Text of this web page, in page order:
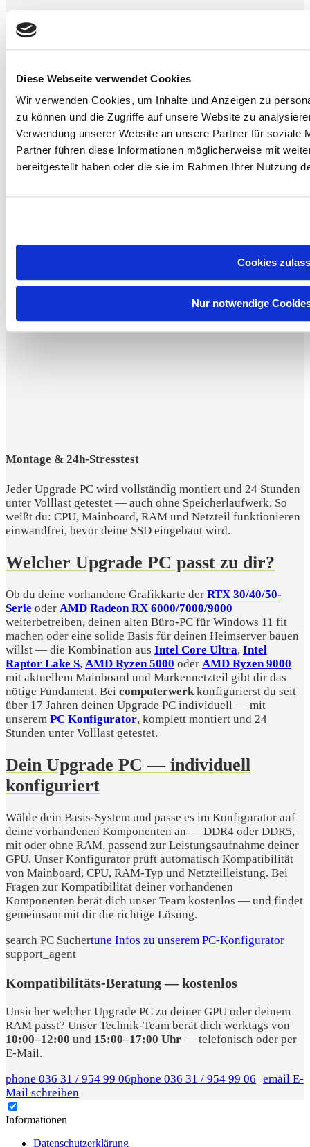
Diese Webseite verwendet Cookies
Wir verwenden Cookies, um Inhalte und Anzeigen zu
zu können und die Zugriffe auf unsere Website zu
Verwendung unserer Website an unsere Partner für soziale
Partner führen diese Informationen möglicherweise mit
bereitgestellt haben oder die sie im Rahmen Ihrer Nutzung
Cookies
Nur notwendige
Stabile Stromversorgung von be quiet!, Corsair und Seasonic
— ausreichend dimensioniert für deine vorhandene
Grafikkarte und zukünftige Erweiterungen. Unser
die gewählte Konfiguration.
Jeder Upgrade PC wird mit einem passenden CPU-Kühler
von be quiet! oder Scythe ausgeliefert — optimal auf den
verbauten Prozessor abgestimmt, leise im Betrieb und mit
ausreichend Reserven für übertaktbare Varianten.
Montage & 24h-Stresstest
Jeder Upgrade PC wird vollständig montiert und 24 Stunden
unter Volllast getestet — auch ohne Speicherlaufwerk. So
weißt du: CPU, Mainboard, RAM und Netzteil funktionieren
einwandfrei, bevor deine SSD eingebaut wird.
Welcher Upgrade PC passt zu dir?
Ob du deine vorhandene Grafikkarte der RTX 30/40/50-
Serie oder AMD Radeon RX 6000/7000/9000
weiterbetreiben, deinen alten Büro-PC für Windows 11 fit
machen oder eine solide Basis für deinen Heimserver bauen
willst — die Kombination aus Intel Core Ultra, Intel
Raptor Lake S, AMD Ryzen 5000 oder AMD Ryzen 9000
mit aktuellem Mainboard und Markennetzteil gibt dir das
nötige Fundament. Bei computerwerkkonfigurierst du seit
über 17 Jahren deinen Upgrade PC individuell — mit
unserem PC Konfigurator, komplett montiert und 24
Stunden unter Volllast getestet.
Dein Upgrade PC — individuell
konfiguriert
Wähle dein Basis-System und passe es im Konfigurator auf
deine vorhandenen Komponenten an — DDR4 oder DDR5,
mit oder ohne RAM, passend zur Leistungsaufnahme deiner
GPU. Unser Konfigurator prüft automatisch Kompatibilität
von Mainboard, CPU, RAM-Typ und Netzteilleistung. Bei
Fragen zur Kompatibilität deiner vorhandenen
Komponenten berät dich unser Team kostenlos — und findet
gemeinsam mit dir die richtige Lösung.
search PC Suchertune Infos zu unserem PC-Konfigurator
support_agent
Kompatibilitäts-Beratung — kostenlos
Unsicher welcher Upgrade PC zu deiner GPU oder deinem
RAM passt? Unser Technik-Team berät dich werktags von
10:00–12:00 und 15:00–17:00 Uhr — telefonisch oder per
E-Mail.
phone 036 31 / 954 99 06phone 036 31 / 954 99 06 email E-
Mail schreiben
Informationen
Datenschutzerklärung